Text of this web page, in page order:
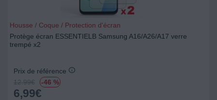
Housse / Coque / Protection d'écran
Protège écran ESSENTIELB Samsung A16/A26/A17 verre
trempé x2
Prix de référence
12.99€ -46 %
6,99€